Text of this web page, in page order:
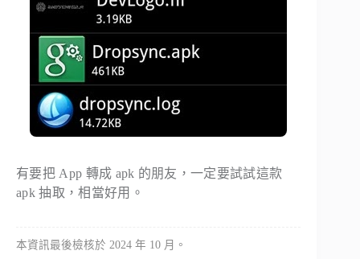
有要把 App 轉成 apk 的朋友，一定要試試這款
apk 抽取，相當好用。
本資訊最後檢核於 2024 年 10 月。